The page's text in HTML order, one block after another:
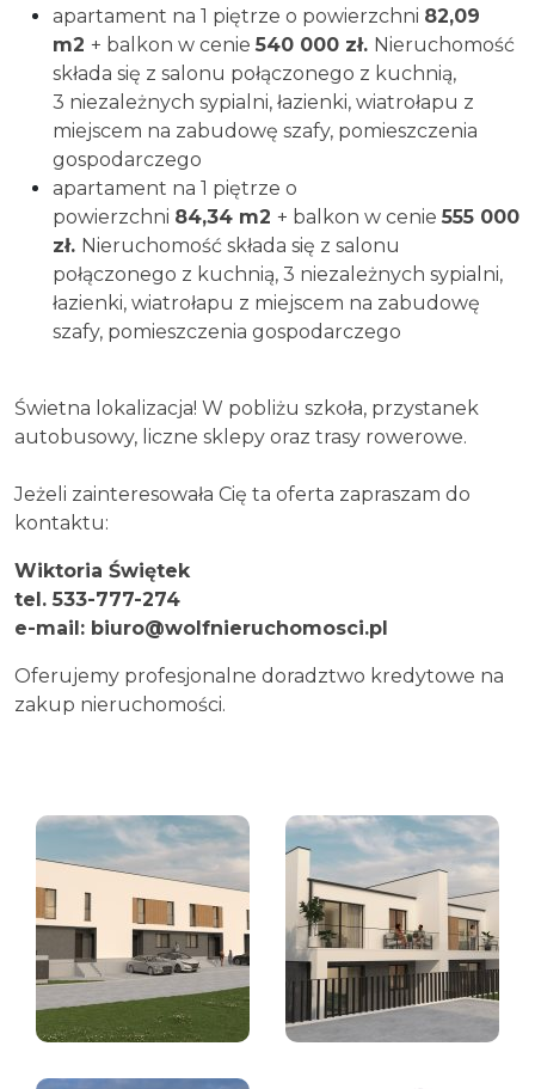
apartament na 1 piętrze o powierzchni 82,09
m2 + balkon w cenie 540 000 zł. Nieruchomość
składa się z salonu połączonego z kuchnią,
3 niezależnych sypialni, łazienki, wiatrołapu z
miejscem na zabudowę szafy, pomieszczenia
gospodarczego
apartament na 1 piętrze o
powierzchni 84,34 m2 + balkon w cenie 555 000
zł. Nieruchomość składa się z salonu
połączonego z kuchnią, 3 niezależnych sypialni,
łazienki, wiatrołapu z miejscem na zabudowę
szafy, pomieszczenia gospodarczego
Świetna lokalizacja! W pobliżu szkoła, przystanek
autobusowy, liczne sklepy oraz trasy rowerowe.
Jeżeli zainteresowała Cię ta oferta zapraszam do
kontaktu:
Wiktoria Świętek
tel. 533-777-274
e-mail: biuro@wolfnieruchomosci.pl
Oferujemy profesjonalne doradztwo kredytowe na
zakup nieruchomości.